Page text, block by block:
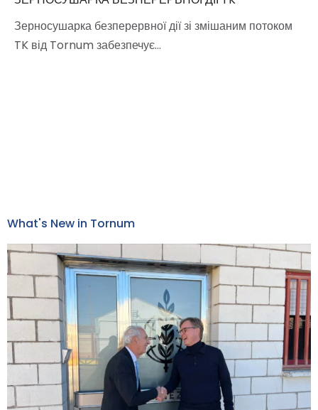
Зерносушарка безперервної дії зі змішаним потоком
TK від Tornum забезпечує…
What's New in Tornum